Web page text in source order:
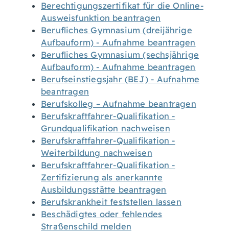
Berechtigungszertifikat für die Online-
Ausweisfunktion beantragen
Berufliches Gymnasium (dreijährige
Aufbauform) - Aufnahme beantragen
Berufliches Gymnasium (sechsjährige
Aufbauform) - Aufnahme beantragen
Berufseinstiegsjahr (BEJ) - Aufnahme
beantragen
Berufskolleg – Aufnahme beantragen
Berufskraftfahrer-Qualifikation -
Grundqualifikation nachweisen
Berufskraftfahrer-Qualifikation -
Weiterbildung nachweisen
Berufskraftfahrer-Qualifikation -
Zertifizierung als anerkannte
Ausbildungsstätte beantragen
Berufskrankheit feststellen lassen
Beschädigtes oder fehlendes
Straßenschild melden